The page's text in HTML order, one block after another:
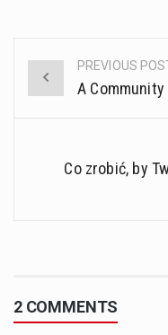
Post
PREVIOUS
A
Co zrobić, by
2 COMMENTS